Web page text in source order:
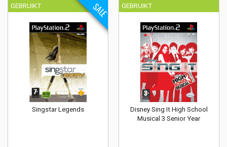
GEBRUIKT
Singstar Legends
SALE GEBRUIKT
Disney Sing It High School
Musical 3 Senior Year